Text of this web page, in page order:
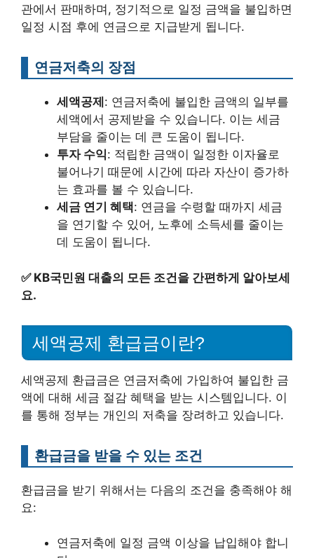
관에서 판매하며, 정기적으로 일정 금액을 불입하면
일정 시점 후에 연금으로 지급받게 됩니다.
연금저축의 장점
세액공제 : 연금저축에 불입한 금액의 일부를
세액에서 공제받을 수 있습니다. 이는 세금
부담을 줄이는 데 큰 도움이 됩니다.
투자 수익: 적립한 금액이 일정한 이자율로
불어나기 때문에 시간에 따라 자산이 증가하
는 효과를 볼 수 있습니다.
세금 연기 혜택: 연금을 수령할 때까지 세금
을 연기할 수 있어, 노후에 소득세를 줄이는
데 도움이 됩니다.
✅ KB국민원 대출의 모든 조건을 간편하게 알아보세
요.
세액공제 환급금이란?
세액공제 환급금은 연금저축에 가입하여 불입한 금
액에 대해 세금 절감 혜택을 받는 시스템입니다. 이
를 통해 정부는 개인의 저축을 장려하고 있습니다.
환급금을 받을 수 있는 조건
환급금을 받기 위해서는 다음의 조건을 충족해야 해
요:
연금저축에 일정 금액 이상을 납입해야 합니